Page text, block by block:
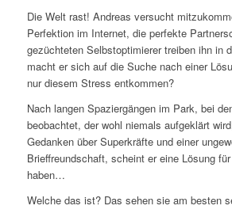
Die Welt rast! Andreas versucht
Perfektion im Internet, die perfekte
gezüchteten Selbstoptimierer treiben ihn in
macht er sich auf die Suche nach einer
nur diesem Stress entkommen?
Nach langen Spaziergängen im Park, bei
beobachtet, der wohl niemals aufgeklärt
Gedanken über Superkräfte und einer
Brieffreundschaft, scheint er eine Lösung
haben…
Welche das ist? Das sehen sie am besten